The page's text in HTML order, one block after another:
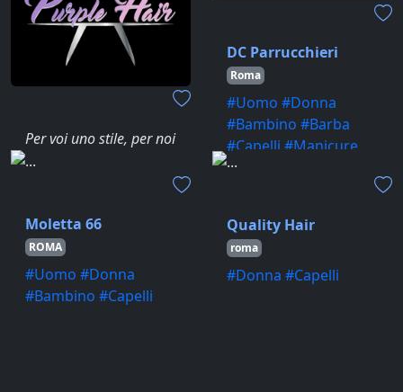
DC Parrucchieri
Roma
#Uomo #Donna
#Bambino #Barba
#Capelli #Manicure
#Pedicure #Trucco
#Massaggi
Per voi uno stile, per noi
un' arte
#Donna #Capelli
Moletta 66
ROMA
#Uomo #Donna
#Bambino #Capelli
Quality Hair
roma
#Donna #Capelli